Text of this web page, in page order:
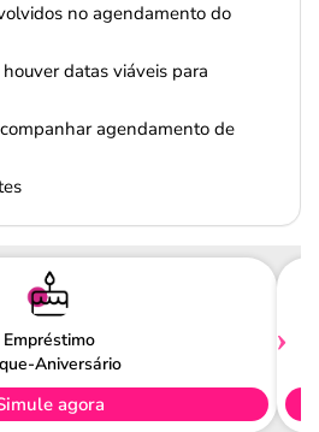
no agendamento do
datas viáveis para
agendamento de
Empréstimo
Aniversário
agora